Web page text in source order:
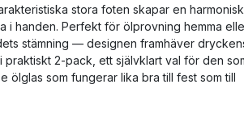
stora foten skapar en harmonisk
i handen. Perfekt för ölprovning hemma
stämning — designen framhäver
praktiskt 2-pack, ett självklart val för den
ölglas som fungerar lika bra till fest som till